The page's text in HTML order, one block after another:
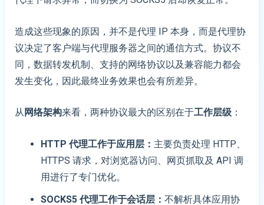
造成这些现象的原因，并不是代理 IP 本身，而是代理协
议决定了客户端与代理服务器之间的通信方式。协议不
同，数据转发机制、支持的网络协议以及兼容能力都会
发生变化，因此最终业务效果也会有所差异。
从 网络架构来看，两种协议最大的区别在于工作层级：
HTTP 代理工作于应用层： 主要负责处理 HTTP、
HTTPS 请求，对浏览器访问、网页抓取及 API 调
用进行了专门优化。
SOCKS5 代理工作于会话层： 不解析具体应用协